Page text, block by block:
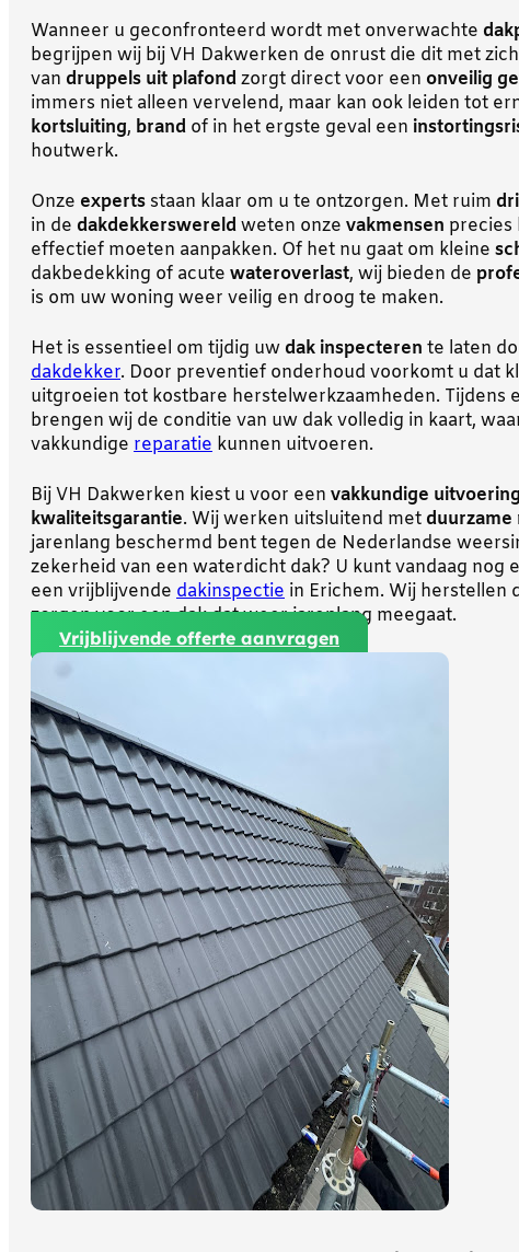
Wanneer u geconfronteerd wordt met onverwachte
begrijpen wij bij VH Dakwerken de onrust die dit met
van druppels uit plafondzorgt direct voor een onveilig
immers niet alleen vervelend, maar kan ook leiden tot
kortsluiting, brand of in het ergste geval een
houtwerk.
Onze experts staan klaar om u te ontzorgen. Met ruim
in de dakdekkerswereldweten onze vakmensen precies
effectief moeten aanpakken. Of het nu gaat om kleine
dakbedekking of acute wateroverlast, wij bieden de
is om uw woning weer veilig en droog te maken.
Het is essentieel om tijdig uw dak inspecteren te laten
dakdekker. Door preventief onderhoud voorkomt u dat
uitgroeien tot kostbare herstelwerkzaamheden. Tijdens
brengen wij de conditie van uw dak volledig in kaart,
vakkundige reparatie kunnen uitvoeren.
Bij VH Dakwerken kiest u voor een vakkundige uitvoering
kwaliteitsgarantie. Wij werken uitsluitend met duurzame
jarenlang beschermd bent tegen de Nederlandse
zekerheid van een waterdicht dak? U kunt vandaag nog
een vrijblijvende dakinspectie in Erichem. Wij herstellen
zorgen voor een dak dat weer jarenlang meegaat.
Vrijblijvende offerte aanvragen